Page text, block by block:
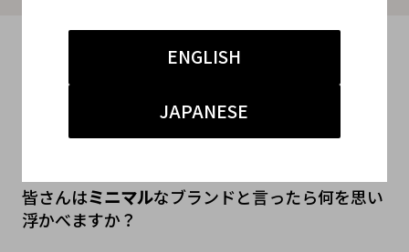
ENGLISH
JAPANESE
#ヘルムートラング
#原宿 ラグジュアリー #デニム
皆さんはミニマルなブランドと言ったら何を思い
浮かべますか？